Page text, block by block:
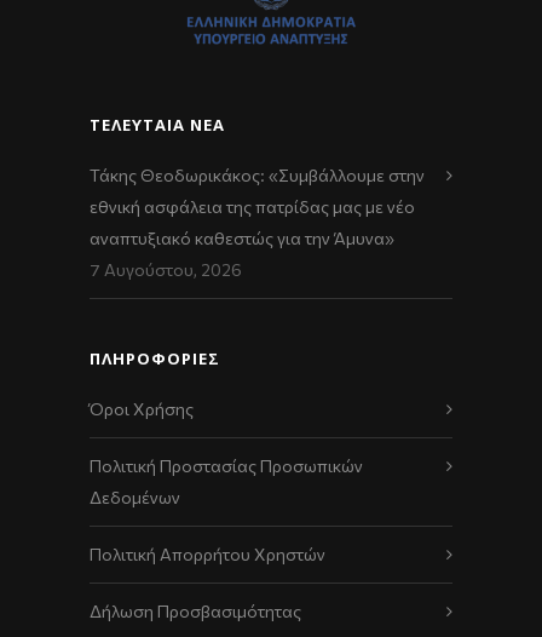
ΤΕΛΕΥΤΑΊΑ ΝΈΑ
Τάκης Θεοδωρικάκος: «Συμβάλλουμε στην
εθνική ασφάλεια της πατρίδας μας με νέο
αναπτυξιακό καθεστώς για την Άμυνα»
7 Αυγούστου, 2026
ΠΛΗΡΟΦΟΡΙΕΣ
Όροι Χρήσης
Πολιτική Προστασίας Προσωπικών
Δεδομένων
Πολιτική Απορρήτου Χρηστών
Δήλωση Προσβασιμότητας